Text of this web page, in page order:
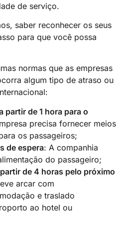
de serviço.
saber reconhecer os seus
para que você possa
normas que as empresas
algum tipo de atraso ou
partir de 1 hora para o
precisa fornecer meios
os passageiros;
de espera: A companhia
do passageiro;
de 4 horas pelo próximo
arcar com
e traslado
ao hotel ou